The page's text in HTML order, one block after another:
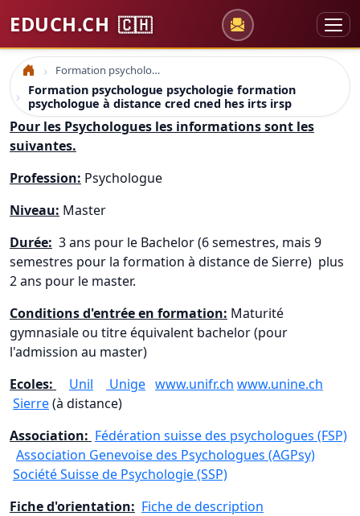
EDUCH.CH 🇨🇭
Accueil Formation psychologue psychologie formation psychologue à distance cred cned hes irts irsp
Formation psychologue psychologie formation
psychologue à distance cred cned hes irts irsp
Pour les Psychologues les informations sont les
suivantes.
Profession: Psychologue
Niveau: Master
Durée: 3 ans pour le Bachelor (6 semestres, mais 9
semestres pour la formation à distance de Sierre) plus
2 ans pour le master.
Conditions d'entrée en formation: Maturité
gymnasiale ou titre équivalent bachelor (pour
l'admission au master)
Ecoles:
Unil Unige www.unifr.ch www.unine.ch
Sierre(à distance)
Association: Fédération suisse des psychologues (FSP)
Association Genevoise des Psychologues (AGPsy)
Société Suisse de Psychologie (SSP)
Fiche d'orientation: Fiche de description